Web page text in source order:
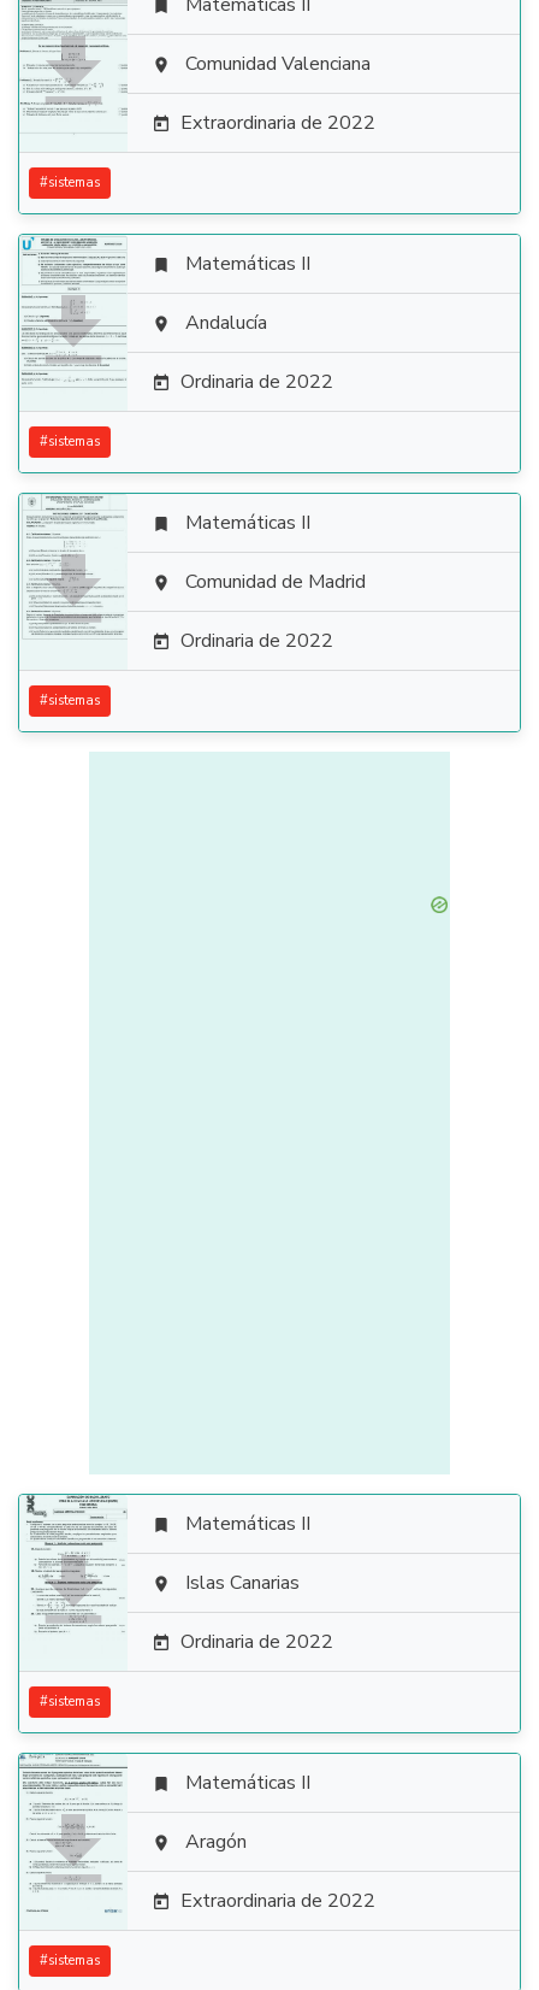
  Comunidad Valenciana
 Extraordinaria de 2022
#sistemas

 Matemáticas II
 Andalucía
 Ordinaria de 2022
#sistemas

 Matemáticas II
 Comunidad de Madrid
 Ordinaria de 2022
#sistemas

 Matemáticas II
 Islas Canarias
 Ordinaria de 2022
#sistemas

 Matemáticas II
 Aragón
 Extraordinaria de 2022
#sistemas